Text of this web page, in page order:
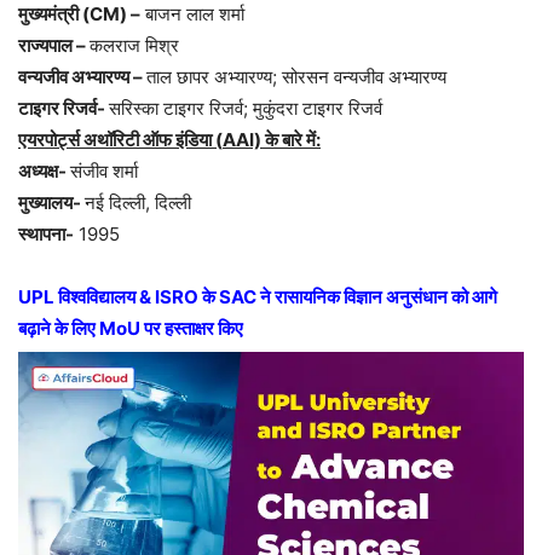
मुख्यमंत्री (CM) –बाजन लाल शर्मा
राज्यपाल –कलराज मिश्र
वन्यजीव अभ्यारण्य –ताल छापर अभ्यारण्य; सोरसन वन्यजीव अभ्यारण्य
टाइगर रिजर्व- सरिस्का टाइगर रिजर्व; मुकुंदरा टाइगर रिजर्व
एयरपोर्ट्स अथॉरिटी ऑफ इंडिया (AAI)के बारे में:
अध्यक्ष- संजीव शर्मा
मुख्यालय- नई दिल्ली, दिल्ली
स्थापना- 1995
UPLविश्वविद्यालय& ISROकेSACने रासायनिक विज्ञान अनुसंधान को आगे
बढ़ाने के लिएMoU पर हस्ताक्षर किए